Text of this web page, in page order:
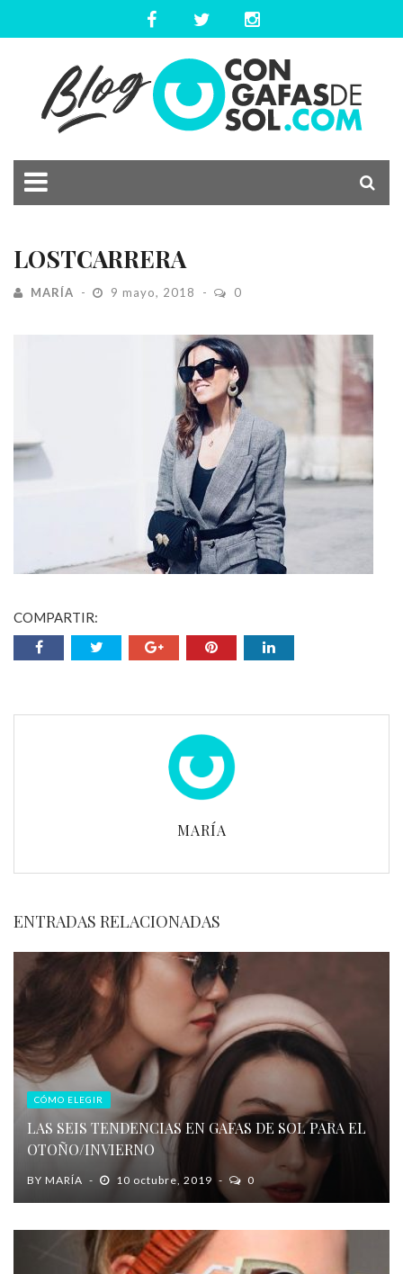
LOSTCARRERA
MARÍA 9 mayo, 2018 0
COMPARTIR:
MARÍA
ENTRADAS RELACIONADAS
CÓMO ELEGIR
LAS SEIS TENDENCIAS EN GAFAS DE SOL PARA EL
OTOÑO/INVIERNO
BY MARÍA 10 octubre, 2019 0